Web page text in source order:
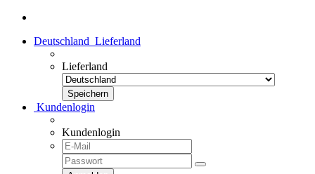
Deutschland Lieferland
Lieferland
Kundenlogin
Kundenlogin